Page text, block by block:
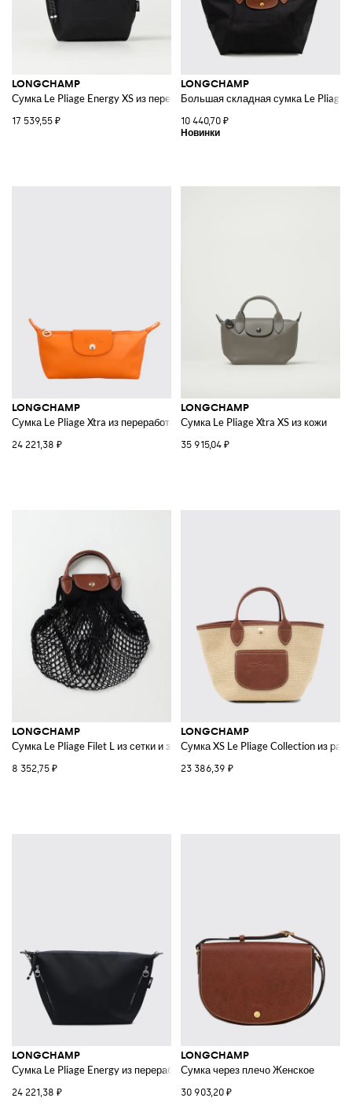
LONGCHAMP
Сумка Le Pliage Energy XS из переработанного нейлона и зернистой
17 539,55 ₽
LONGCHAMP
Большая складная сумка Le Pliage
10 440,70 ₽
LONGCHAMP
Сумка Le Pliage Xtra из переработанного нейлона
24 221,38 ₽
LONGCHAMP
Сумка Le Pliage Xtra XS из кожи
35 915,04 ₽
LONGCHAMP
Сумка Le Pliage Filet L из сетки и зернистой кожи
8 352,75 ₽
LONGCHAMP
Сумка XS Le Pliage Collection из
23 386,39 ₽
LONGCHAMP
Сумка Le Pliage Energy из переработанного нейлона
24 221,38 ₽
LONGCHAMP
Сумка через плечо Женское
30 903,20 ₽